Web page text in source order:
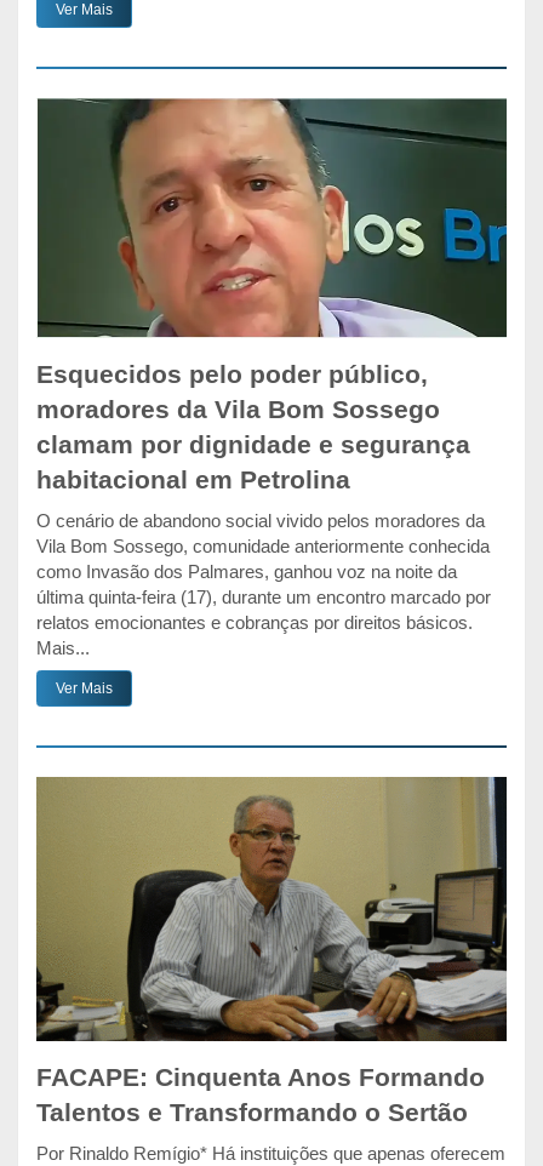
Ver Mais
Esquecidos pelo poder público,
moradores da Vila Bom Sossego
clamam por dignidade e segurança
habitacional em Petrolina
O cenário de abandono social vivido pelos moradores da
Vila Bom Sossego, comunidade anteriormente conhecida
como Invasão dos Palmares, ganhou voz na noite da
última quinta-feira (17), durante um encontro marcado por
relatos emocionantes e cobranças por direitos básicos.
Mais...
Ver Mais
FACAPE: Cinquenta Anos Formando
Talentos e Transformando o Sertão
Por Rinaldo Remígio* Há instituições que apenas oferecem